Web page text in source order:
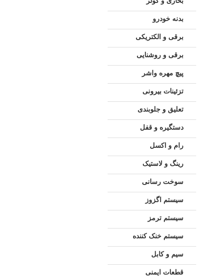
بدنه خودرو
برقی و الکتریکی
برقی و روشنایی
پیچ مهره واشر
تزئینات بیرونی
تعلیق و جلوبندی
دستگیره و قفل
رام و اکسل
رینگ و لاستیک
سوخت رسانی
سیستم اگزوز
سیستم ترمز
سیستم خنک کننده
سیم و کابل
قطعات ایمنی